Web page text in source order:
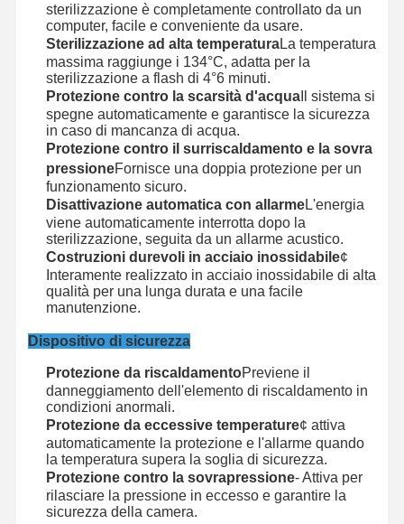
Autoclave da banco
Macchina autoclave portatile
Sterilizzatore al plasma a bassa temperatura
Sterilizzatore dell'ossido di etilene
Sterilizzatori farmaceutici
Disinfettore automatico per lavatrici
Attrezzature CSSD
Attrezzatura di trattamento delle acque
armadio di asciugatura
Attrezzatura di laboratorio
sterilizzazione è completamente controllato da un
computer, facile e conveniente da usare.
Sterilizzazione ad alta temperaturaLa temperatura
massima raggiunge i 134°C, adatta per la
sterilizzazione a flash di 4°6 minuti.
Protezione contro la scarsità d'acquaIl sistema si
spegne automaticamente e garantisce la sicurezza
in caso di mancanza di acqua.
Protezione contro il surriscaldamento e la sovra
pressioneFornisce una doppia protezione per un
funzionamento sicuro.
Disattivazione automatica con allarmeL'energia
viene automaticamente interrotta dopo la
sterilizzazione, seguita da un allarme acustico.
Costruzioni durevoli in acciaio inossidabile¢
Interamente realizzato in acciaio inossidabile di alta
qualità per una lunga durata e una facile
manutenzione.
Dispositivo di sicurezza
Protezione da riscaldamentoPreviene il
danneggiamento dell'elemento di riscaldamento in
condizioni anormali.
Protezione da eccessive temperature¢ attiva
automaticamente la protezione e l'allarme quando
la temperatura supera la soglia di sicurezza.
Protezione contro la sovrapressione- Attiva per
rilasciare la pressione in eccesso e garantire la
sicurezza della camera.